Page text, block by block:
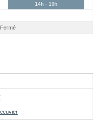
14h - 19h
Fermé